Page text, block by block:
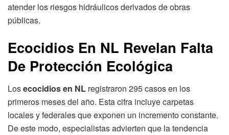
atender los riesgos hidráulicos derivados de obras
públicas.
Ecocidios En NL Revelan Falta
De Protección Ecológica
Losecocidios en NL registraron 295 casos en los
primeros meses del año. Esta cifra incluye carpetas
locales y federales que exponen un incremento constante.
De este modo, especialistas advierten que la tendencia